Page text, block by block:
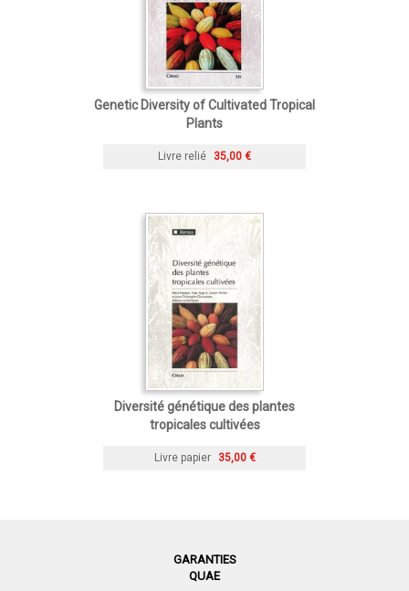
Genetic Diversity of Cultivated Tropical
Plants
Livre relié 35,00 €
Diversité génétique des plantes
tropicales cultivées
Livre papier 35,00 €
GARANTIES
QUAE